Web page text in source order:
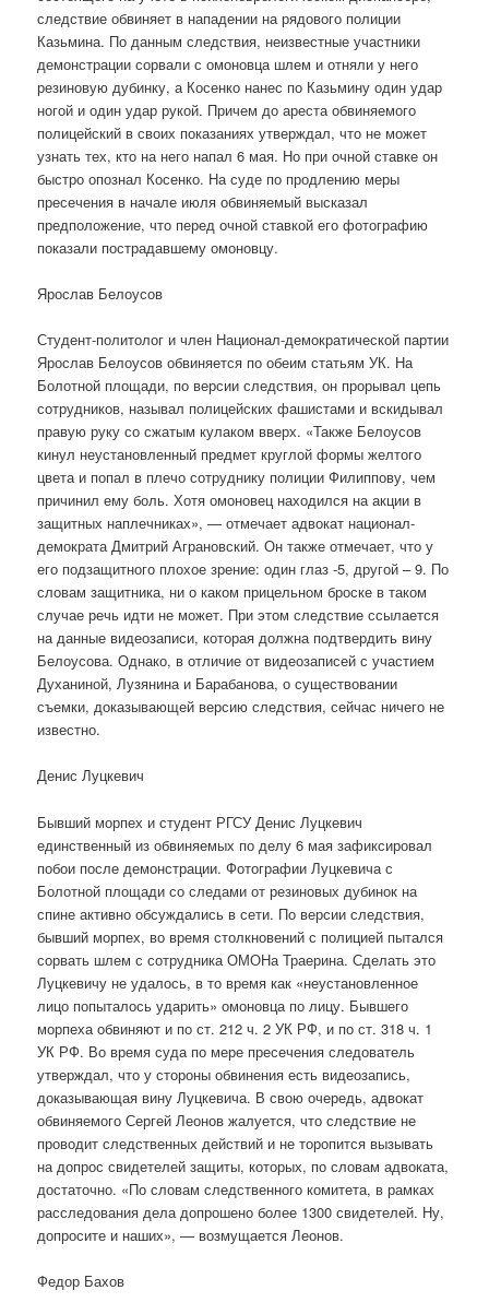
следствие обвиняет в нападении на рядового полиции
Казьмина. По данным следствия, неизвестные участники
демонстрации сорвали с омоновца шлем и отняли у него
резиновую дубинку, а Косенко нанес по Казьмину один удар
ногой и один удар рукой. Причем до ареста обвиняемого
полицейский в своих показаниях утверждал, что не может
узнать тех, кто на него напал 6 мая. Но при очной ставке он
быстро опознал Косенко. На суде по продлению меры
пресечения в начале июля обвиняемый высказал
предположение, что перед очной ставкой его фотографию
показали пострадавшему омоновцу.
Ярослав Белоусов
Студент-политолог и член Национал-демократической партии
Ярослав Белоусов обвиняется по обеим статьям УК. На
Болотной площади, по версии следствия, он прорывал цепь
сотрудников, называл полицейских фашистами и вскидывал
правую руку со сжатым кулаком вверх. «Также Белоусов
кинул неустановленный предмет круглой формы желтого
цвета и попал в плечо сотруднику полиции Филиппову, чем
причинил ему боль. Хотя омоновец находился на акции в
защитных наплечниках», — отмечает адвокат национал-
демократа Дмитрий Аграновский. Он также отмечает, что у
его подзащитного плохое зрение: один глаз -5, другой – 9. По
словам защитника, ни о каком прицельном броске в таком
случае речь идти не может. При этом следствие ссылается
на данные видеозаписи, которая должна подтвердить вину
Белоусова. Однако, в отличие от видеозаписей с участием
Духаниной, Лузянина и Барабанова, о существовании
съемки, доказывающей версию следствия, сейчас ничего не
известно.
Денис Луцкевич
Бывший морпех и студент РГСУ Денис Луцкевич
единственный из обвиняемых по делу 6 мая зафиксировал
побои после демонстрации. Фотографии Луцкевича с
Болотной площади со следами от резиновых дубинок на
спине активно обсуждались в сети. По версии следствия,
бывший морпех, во время столкновений с полицией пытался
сорвать шлем с сотрудника ОМОНа Траерина. Сделать это
Луцкевичу не удалось, в то время как «неустановленное
лицо попыталось ударить» омоновца по лицу. Бывшего
морпеха обвиняют и по ст. 212 ч. 2 УК РФ, и по ст. 318 ч. 1
УК РФ. Во время суда по мере пресечения следователь
утверждал, что у стороны обвинения есть видеозапись,
доказывающая вину Луцкевича. В свою очередь, адвокат
обвиняемого Сергей Леонов жалуется, что следствие не
проводит следственных действий и не торопится вызывать
на допрос свидетелей защиты, которых, по словам адвоката,
достаточно. «По словам следственного комитета, в рамках
расследования дела допрошено более 1300 свидетелей. Ну,
допросите и наших», — возмущается Леонов.
Федор Бахов